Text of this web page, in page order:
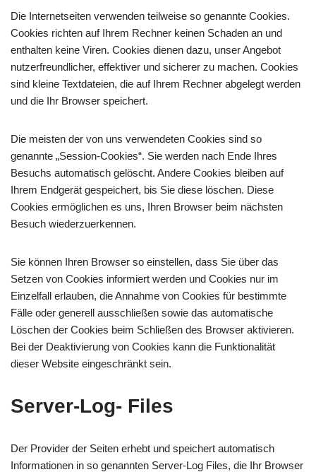
Die Internetseiten verwenden teilweise so genannte Cookies.
Cookies richten auf Ihrem Rechner keinen Schaden an und
enthalten keine Viren. Cookies dienen dazu, unser Angebot
nutzerfreundlicher, effektiver und sicherer zu machen. Cookies
sind kleine Textdateien, die auf Ihrem Rechner abgelegt werden
und die Ihr Browser speichert.
Die meisten der von uns verwendeten Cookies sind so
genannte „Session-Cookies“. Sie werden nach Ende Ihres
Besuchs automatisch gelöscht. Andere Cookies bleiben auf
Ihrem Endgerät gespeichert, bis Sie diese löschen. Diese
Cookies ermöglichen es uns, Ihren Browser beim nächsten
Besuch wiederzuerkennen.
Sie können Ihren Browser so einstellen, dass Sie über das
Setzen von Cookies informiert werden und Cookies nur im
Einzelfall erlauben, die Annahme von Cookies für bestimmte
Fälle oder generell ausschließen sowie das automatische
Löschen der Cookies beim Schließen des Browser aktivieren.
Bei der Deaktivierung von Cookies kann die Funktionalität
dieser Website eingeschränkt sein.
Server-Log- Files
Der Provider der Seiten erhebt und speichert automatisch
Informationen in so genannten Server-Log Files, die Ihr Browser